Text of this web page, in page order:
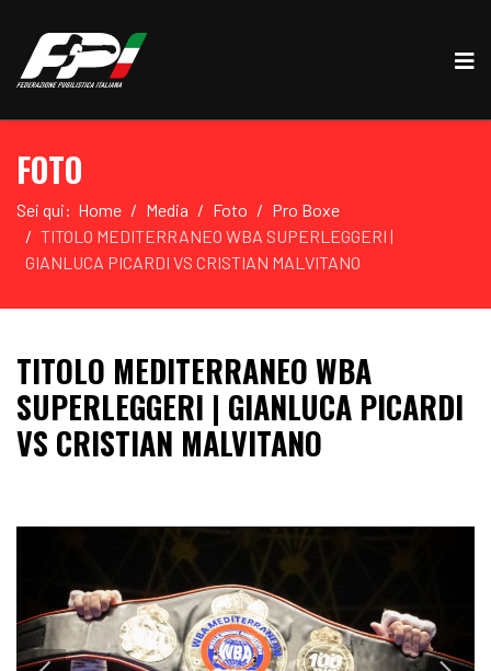
FOTO
Sei qui: Home Media Foto
Pro Boxe
TITOLO MEDITERRANEO WBA SUPERLEGGERI |
GIANLUCA PICARDI VS CRISTIAN MALVITANO
TITOLO MEDITERRANEO WBA
SUPERLEGGERI | GIANLUCA PICARDI
VS CRISTIAN MALVITANO